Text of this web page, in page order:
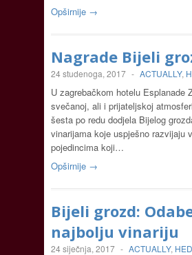
Opširnije →
Nagrade Bijeli
24 studenoga, 2017 - ACTUALLY,
U zagrebačkom hotelu Esplanade
svečanoj, ali i prijateljskoj
šesta po redu dodjela Bijelog
vinarijama koje uspješno razvijaju
pojedincima koji…
Opširnije →
Bijeli grozd:
najbolju vinariju
24 siječnja, 2017 - ACTUALLY,